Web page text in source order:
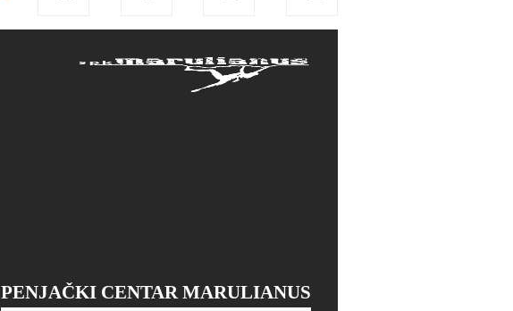
PENJAČKI CENTAR MARULIANUS